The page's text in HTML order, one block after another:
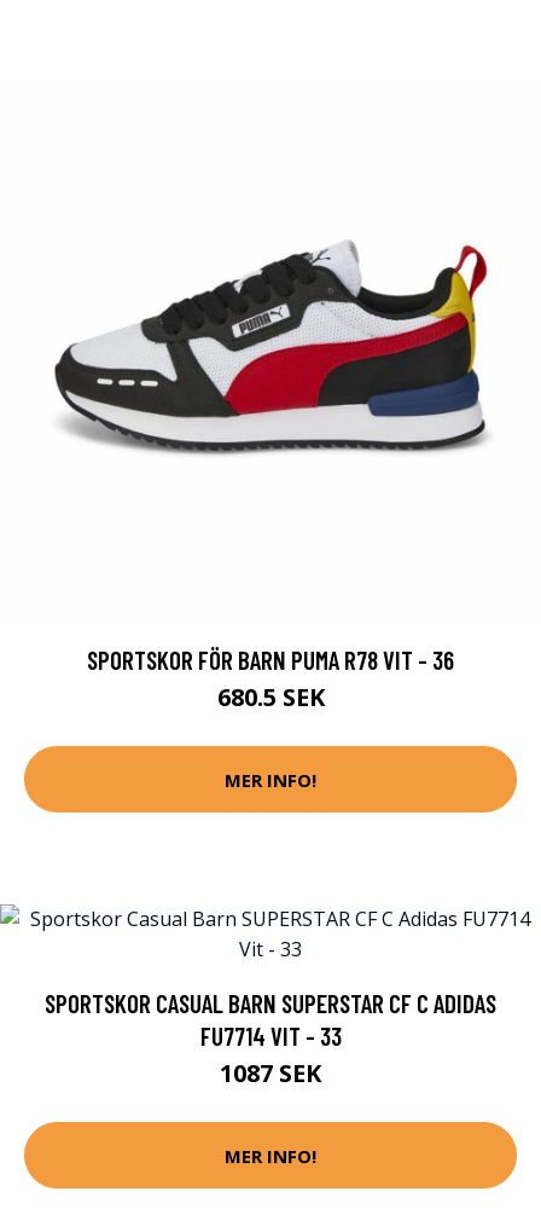
SPORTSKOR FÖR BARN PUMA R78 VIT - 36
680.5 SEK
MER INFO!
SPORTSKOR CASUAL BARN SUPERSTAR CF C ADIDAS
FU7714 VIT - 33
1087 SEK
MER INFO!